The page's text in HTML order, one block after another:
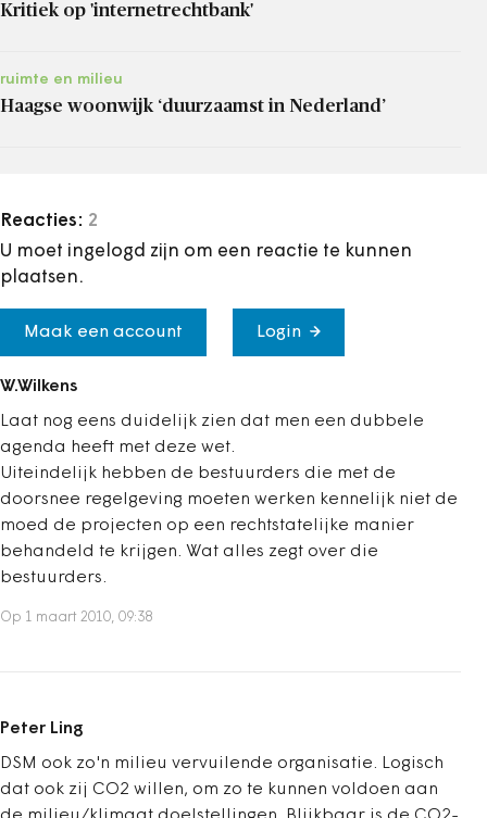
Kritiek op 'internetrechtbank'
ruimte en milieu
Haagse woonwijk ‘duurzaamst in Nederland’
Reacties: 2
U moet ingelogd zijn om een reactie te kunnen
plaatsen.
Maak een account Login
W.Wilkens
Laat nog eens duidelijk zien dat men een dubbele
agenda heeft met deze wet.
Uiteindelijk hebben de bestuurders die met de
doorsnee regelgeving moeten werken kennelijk niet de
moed de projecten op een rechtstatelijke manier
behandeld te krijgen. Wat alles zegt over die
bestuurders.
Op 1 maart 2010, 09:38
Peter Ling
DSM ook zo'n milieu vervuilende organisatie. Logisch
dat ook zij CO2 willen, om zo te kunnen voldoen aan